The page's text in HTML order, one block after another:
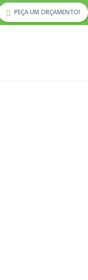
PEÇA UM ORÇAMENTO!